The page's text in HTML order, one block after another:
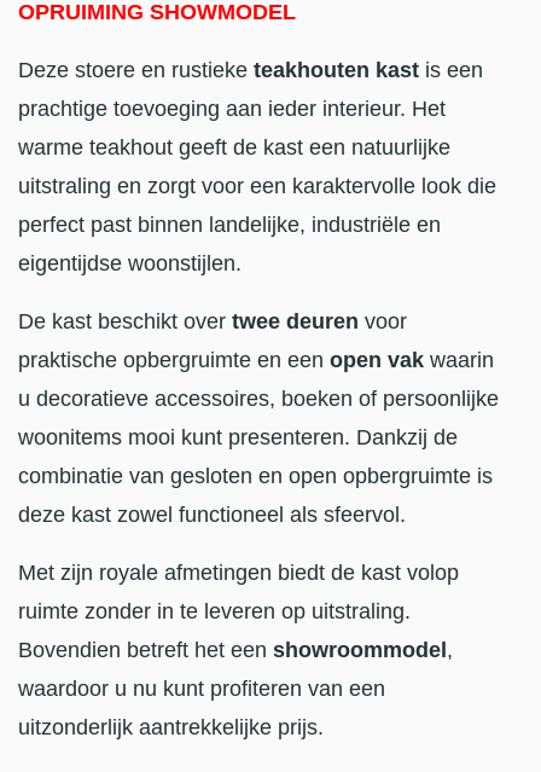
OPRUIMING SHOWMODEL
Deze stoere en rustieke teakhouten kast is een
prachtige toevoeging aan ieder interieur. Het
warme teakhout geeft de kast een natuurlijke
uitstraling en zorgt voor een karaktervolle look die
perfect past binnen landelijke, industriële en
eigentijdse woonstijlen.
De kast beschikt over twee deuren voor
praktische opbergruimte en een open vak waarin
u decoratieve accessoires, boeken of persoonlijke
woonitems mooi kunt presenteren. Dankzij de
combinatie van gesloten en open opbergruimte is
deze kast zowel functioneel als sfeervol.
Met zijn royale afmetingen biedt de kast volop
ruimte zonder in te leveren op uitstraling.
Bovendien betreft het een showroommodel ,
waardoor u nu kunt profiteren van een
uitzonderlijk aantrekkelijke prijs.